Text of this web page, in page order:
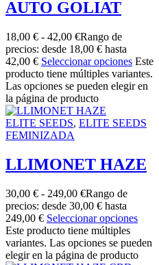
AUTO GOLIAT
18,00 € - 42,00 €Rango de
precios: desde 18,00 € hasta
42,00 € Seleccionar opciones Este
producto tiene múltiples variantes.
Las opciones se pueden elegir en
la página de producto
ELITE SEEDS, ELITE SEEDS
FEMINIZADA
LLIMONET HAZE
30,00 € - 249,00 €Rango de
precios: desde 30,00 € hasta
249,00 € Seleccionar opciones
Este producto tiene múltiples
variantes. Las opciones se pueden
elegir en la página de producto